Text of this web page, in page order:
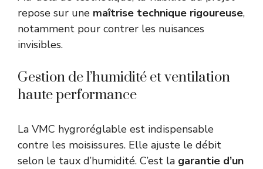
repose sur une maîtrise technique rigoureuse,
notamment pour contrer les nuisances
invisibles.
Gestion de l’humidité et ventilation
haute performance
La VMC hygroréglable est indispensable
contre les moisissures. Elle ajuste le débit
selon le taux d’humidité. C’est la garantie d’un